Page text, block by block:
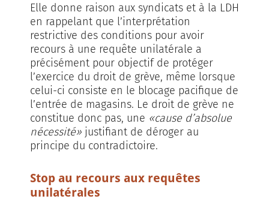
Elle donne raison aux syndicats et à la LDH
en rappelant que l’interprétation
restrictive des conditions pour avoir
recours à une requête unilatérale a
précisément pour objectif de protéger
l’exercice du droit de grève, même lorsque
celui-ci consiste en le blocage pacifique de
l’entrée de magasins. Le droit de grève ne
constitue donc pas, une «cause d’absolue
nécessité» justifiant de déroger au
principe du contradictoire.
Stop au recours aux requêtes
unilatérales